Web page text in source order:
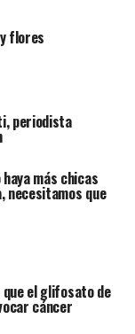
flores
periodista
haya más chicas
necesitamos que
el glifosato de
cáncer